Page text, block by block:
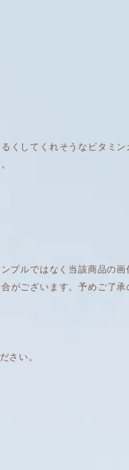
くしてくれそうなビタミ
プルではなく当該商品の
がございます。予めご了
さい。